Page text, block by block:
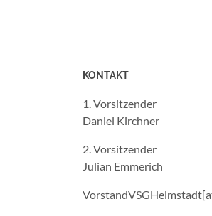
KONTAKT
1. Vorsitzender
Daniel Kirchner
2. Vorsitzender
Julian Emmerich